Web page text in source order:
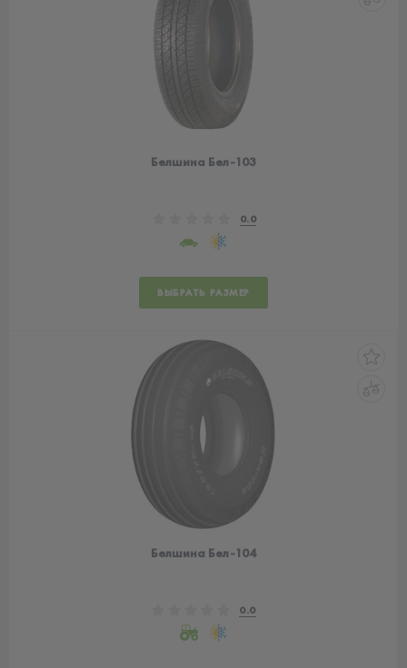
Белшина Бел-103
0.0
ВЫБРАТЬ РАЗМЕР
Белшина Бел-104
0.0